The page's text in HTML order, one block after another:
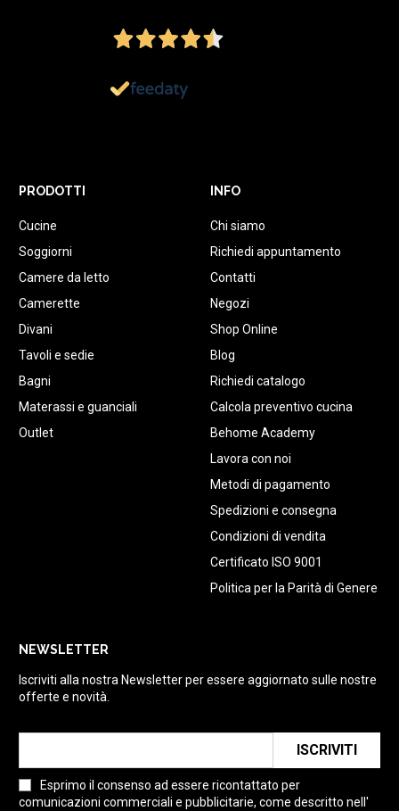
PRODOTTI
Cucine
Soggiorni
Camere da letto
Camerette
Divani
Tavoli e sedie
Bagni
Materassi e guanciali
Outlet
INFO
Chi siamo
Richiedi appuntamento
Contatti
Negozi
Shop Online
Blog
Richiedi catalogo
Calcola preventivo cucina
Behome Academy
Lavora con noi
Metodi di pagamento
Spedizioni e consegna
Condizioni di vendita
Certificato ISO 9001
Politica per la Parità di Genere
NEWSLETTER
Iscriviti alla nostra Newsletter per essere aggiornato sulle nostre
offerte e novità.
ISCRIVITI
Esprimo il consenso ad essere ricontattato per
comunicazioni commerciali e pubblicitarie, come descritto nell'